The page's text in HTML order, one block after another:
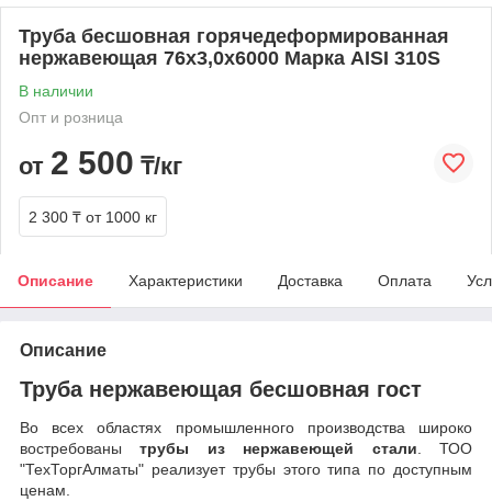
Труба бесшовная горячедеформированная
нержавеющая 76х3,0х6000 Марка AISI 310S
В наличии
Опт и розница
от 2 500 ₸/кг
2 300 ₸ от 1000 кг
Описание Характеристики Доставка Оплата
Описание
Труба нержавеющая бесшовная гост
Во всех областях промышленного производства широко
востребованытрубы из нержавеющей стали. ТОО
"ТехТоргАлматы" реализует трубы этого типа по доступным
ценам.